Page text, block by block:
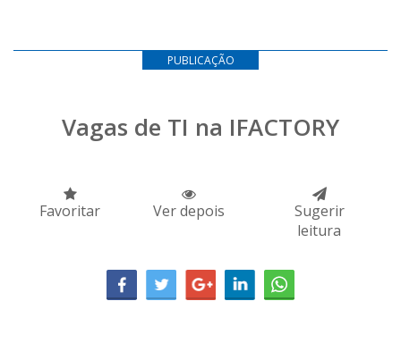
PUBLICAÇÃO
Vagas de TI na IFACTORY
Favoritar Ver depois
Sugerir
leitura